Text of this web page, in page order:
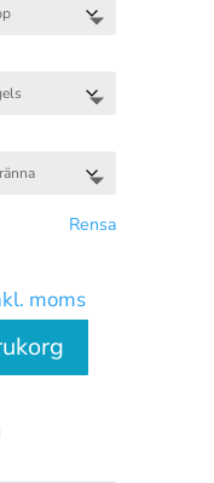
Rensa
kr.
moms